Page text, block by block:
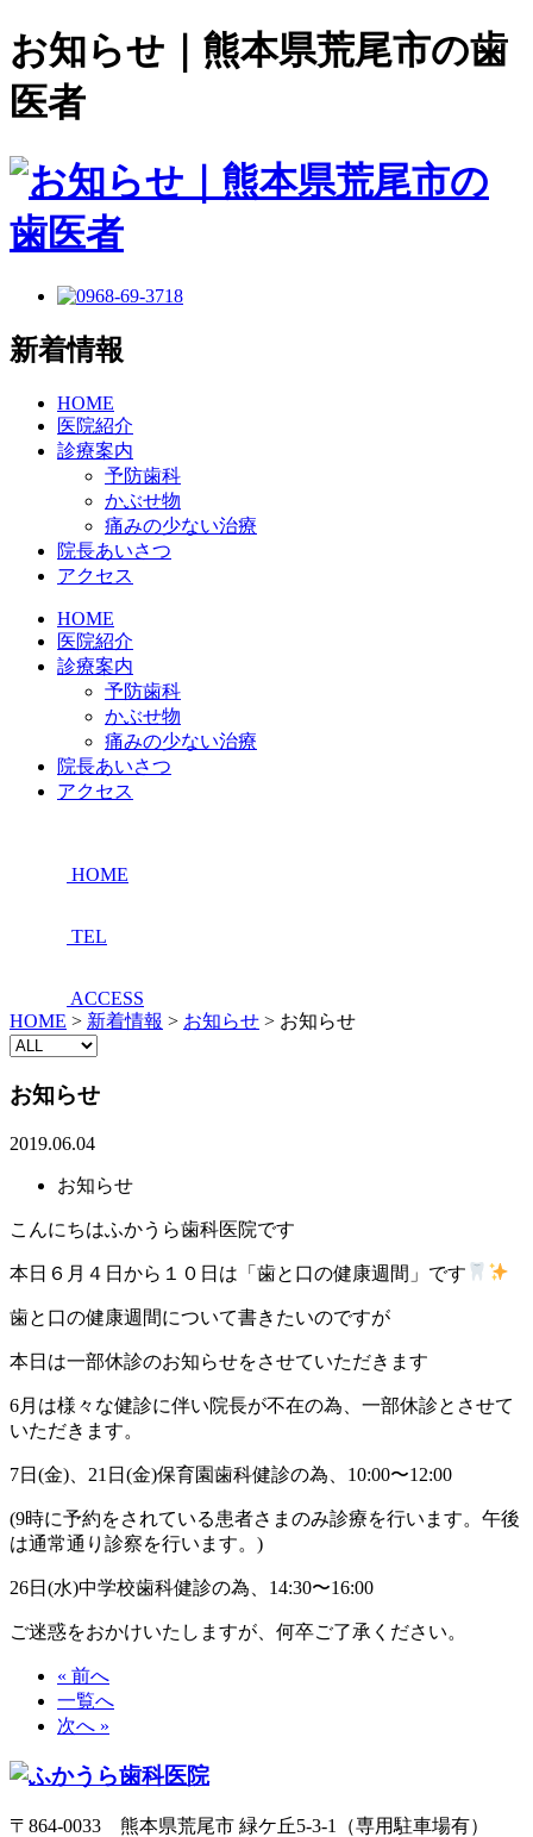
お知らせ｜熊本県荒尾市の歯
医者
新着情報
HOME
医院紹介
診療案内
予防歯科
かぶせ物
痛みの少ない治療
院長あいさつ
アクセス
HOME
医院紹介
診療案内
予防歯科
かぶせ物
痛みの少ない治療
院長あいさつ
アクセス
HOME
TEL
ACCESS
HOME > 新着情報 > お知らせ > お知らせ
お知らせ
2019.06.04
お知らせ
こんにちはふかうら歯科医院です
本日６月４日から１０日は「歯と口の健康週間」です
歯と口の健康週間について書きたいのですが
本日は一部休診のお知らせをさせていただきます
6月は様々な健診に伴い院長が不在の為、一部休診とさせて
いただきます。
7日(金)、21日(金)保育園歯科健診の為、 10:00〜12:00
(9時に予約をされている患者さまのみ診療を行います。午後
は通常通り診察を行います。)
26日(水)中学校歯科健診の為、 14:30〜16:00
ご迷惑をおかけいたしますが、何卒ご了承ください。
« 前へ
一覧へ
次へ »
〒864-0033 熊本県荒尾市 緑ケ丘5-3-1（専用駐車場有）